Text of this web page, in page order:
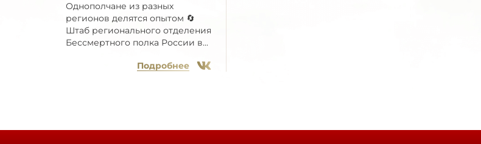
Однополчане из разных
регионов делятся опытом 🔄
Штаб регионального отделения
Бессмертного полка России в...
Подробнее